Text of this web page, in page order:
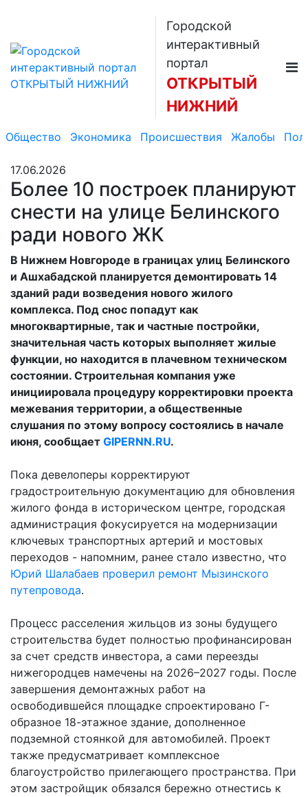
Городской
интерактивный
портал
ОТКРЫТЫЙ
НИЖНИЙ
Общество Экономика Происшествия Жалобы
17.06.2026
Более 10 построек планируют
снести на улице Белинского
ради нового ЖК
В Нижнем Новгороде в границах улиц Белинского
и Ашхабадской планируется демонтировать 14
зданий ради возведения нового жилого
комплекса. Под снос попадут как
многоквартирные, так и частные постройки,
значительная часть которых выполняет жилые
функции, но находится в плачевном техническом
состоянии. Строительная компания уже
инициировала процедуру корректировки проекта
межевания территории, а общественные
слушания по этому вопросу состоялись в начале
июня, сообщает GIPERNN.RU.
Пока девелоперы корректируют
градостроительную документацию для обновления
жилого фонда в историческом центре, городская
администрация фокусируется на модернизации
ключевых транспортных артерий и мостовых
переходов - напомним, ранее стало известно, что
Юрий Шалабаев проверил ремонт Мызинского
путепровода.
Процесс расселения жильцов из зоны будущего
строительства будет полностью профинансирован
за счет средств инвестора, а сами переезды
нижегородцев намечены на 2026–2027 годы. После
завершения демонтажных работ на
освободившейся площадке спроектировано Г-
образное 18-этажное здание, дополненное
подземной стоянкой для автомобилей. Проект
также предусматривает комплексное
благоустройство прилегающего пространства. При
этом застройщик обязался бережно отнестись к